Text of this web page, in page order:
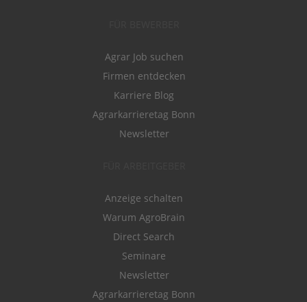
Agrar Job suchen
Firmen entdecken
Karriere Blog
Agrarkarrieretag Bonn
Newsletter
Anzeige schalten
Warum AgroBrain
Direct Search
Seminare
Newsletter
Agrarkarrieretag Bonn